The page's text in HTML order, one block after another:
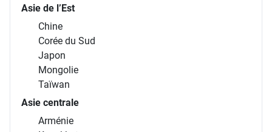
Asie de l’Est
Chine
Corée du Sud
Japon
Mongolie
Taïwan
Asie centrale
Arménie